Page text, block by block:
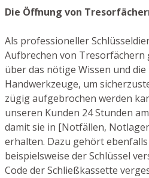
Die Öffnung von
Als professioneller
Aufbrechen von Tresorfächern
über das nötige Wissen und
Handwerkzeuge, um
zügig aufgebrochen werden
unseren Kunden 24 Stunden
damit sie in [Notfällen,
erhalten. Dazu gehört
beispielsweise der Schlüssel
Code der Schließkassette